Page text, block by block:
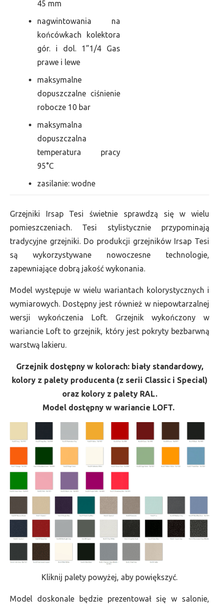
45 mm
nagwintowania na
końcówkach kolektora
gór. i dol. 1”1/4 Gas
prawe i lewe
maksymalne
dopuszczalne ciśnienie
robocze 10 bar
maksymalna
dopuszczalna
temperatura pracy
95°C
zasilanie: wodne
Grzejniki Irsap Tesi świetnie sprawdzą się w wielu
pomieszczeniach. Tesi stylistycznie przypominają
tradycyjne grzejniki. Do produkcji grzejników Irsap Tesi
są wykorzystywane nowoczesne technologie,
zapewniające dobrą jakość wykonania.
Model występuje w wielu wariantach kolorystycznych i
wymiarowych. Dostępny jest również w niepowtarzalnej
wersji wykończenia Loft. Grzejnik wykończony w
wariancie Loft to grzejnik, który jest pokryty bezbarwną
warstwą lakieru.
Grzejnik dostępny w kolorach: biały standardowy,
kolory z palety producenta (z serii Classic i Special)
oraz kolory z palety RAL.
Model dostępny w wariancie LOFT.
Kliknij palety powyżej, aby powiększyć.
Model doskonale będzie prezentował się w salonie,